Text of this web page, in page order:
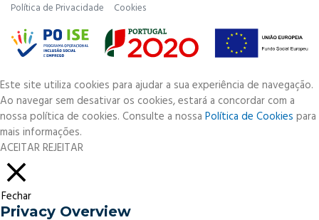
Política de Privacidade Cookies
Este site utiliza cookies para ajudar a sua experiência de navegação.
Ao navegar sem desativar os cookies, estará a concordar com a
nossa política de cookies. Consulte a nossa Política de Cookies para
mais informações.
ACEITARREJEITAR
Fechar
Privacy Overview